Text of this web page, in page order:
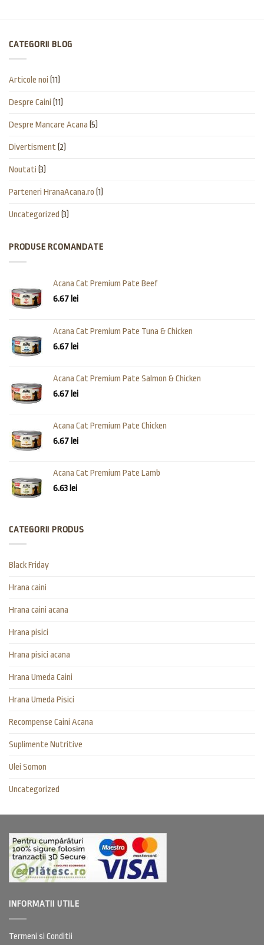
CATEGORII BLOG
Articole noi (11)
Despre Caini (11)
Despre Mancare Acana (5)
Divertisment (2)
Noutati (3)
Parteneri HranaAcana.ro (1)
Uncategorized (3)
PRODUSE RCOMANDATE
Acana Cat Premium Pate Beef
6.67 lei
Acana Cat Premium Pate Tuna & Chicken
6.67 lei
Acana Cat Premium Pate Salmon & Chicken
6.67 lei
Acana Cat Premium Pate Chicken
6.67 lei
Acana Cat Premium Pate Lamb
6.63 lei
CATEGORII PRODUS
Black Friday
Hrana caini
Hrana caini acana
Hrana pisici
Hrana pisici acana
Hrana Umeda Caini
Hrana Umeda Pisici
Recompense Caini Acana
Suplimente Nutritive
Ulei Somon
Uncategorized
INFORMATII UTILE
Termeni si Conditii